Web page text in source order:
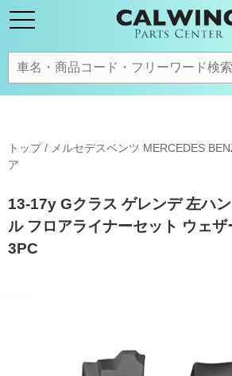
トップ/ メルセデスベンツ MERCEDES
ア
13-17y Gクラス ゲレンデ 左ハ
ル フロアライナーセット ウェ
3PC